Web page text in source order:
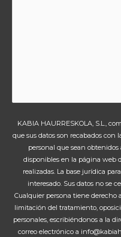
KABIA HAURRESKOLA, S.L.,
que sus datos son recabados con
personal que sean
disponibles en la página web
realizadas. La base jurídica
interesado. Sus datos no se
Cualquier persona tiene derecho
limitación del tratamiento,
personales, escribiéndonos a la
correo electrónico a